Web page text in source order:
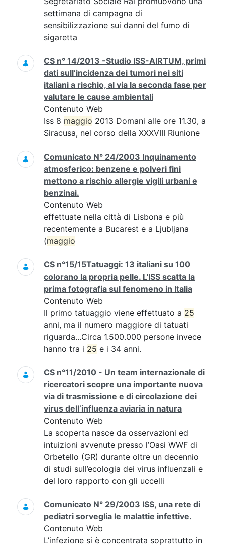
settimana di campagna di
sensibilizzazione sui danni del fumo di
sigaretta
CS n° 14/2013 -Studio ISS-AIRTUM, primi
dati sull’incidenza dei tumori nei siti
italiani a rischio, al via la seconda fase per
valutare le cause ambientali
Contenuto Web
Iss 8 maggio 2013 Domani alle ore 11.30, a
Siracusa, nel corso della XXXVIII Riunione
Comunicato N° 24/2003 Inquinamento
atmosferico: benzene e polveri fini
mettono a rischio allergie vigili urbani e
benzinai.
Contenuto Web
effettuate nella città di Lisbona e più
recentemente a Bucarest e a Ljubljana
(maggio
CS n°15/15Tatuaggi: 13 italiani su 100
colorano la propria pelle. L'ISS scatta la
prima fotografia sul fenomeno in Italia
Contenuto Web
Il primo tatuaggio viene effettuato a 25
anni, ma il numero maggiore di tatuati
riguarda...Circa 1.500.000 persone invece
hanno tra i 25 e i 34 anni.
CS n°11/2010 - Un team internazionale di
ricercatori scopre una importante nuova
via di trasmissione e di circolazione dei
virus dell’influenza aviaria in natura
Contenuto Web
La scoperta nasce da osservazioni ed
intuizioni avvenute presso l’Oasi WWF di
Orbetello (GR) durante oltre un decennio
di studi sull’ecologia dei virus influenzali e
del loro rapporto con gli uccelli
Comunicato N° 29/2003 ISS, una rete di
pediatri sorveglia le malattie infettive.
Contenuto Web
L’infezione si è concentrata soprattutto in